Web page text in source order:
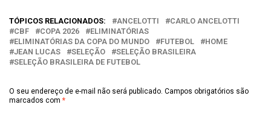
TÓPICOS RELACIONADOS: ANCELOTTI
CARLO ANCELOTTI
CBF
COPA 2026
ELIMINATÓRIAS
ELIMINATÓRIAS DA COPA DO MUNDO
FUTEBOL
HOME
JEAN LUCAS
SELEÇÃO
SELEÇÃO BRASILEIRA
SELEÇÃO BRASILEIRA DE FUTEBOL
O seu endereço de e-mail não será publicado. Campos obrigatórios são
marcados com *